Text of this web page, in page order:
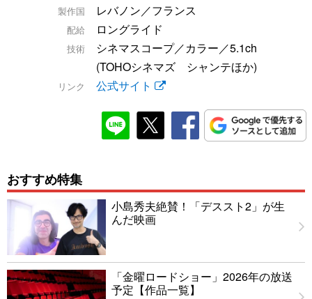
製作国 レバノン／フランス
配給 ロングライド
技術
シネマスコープ／カラー／5.1ch
(TOHOシネマズ シャンテほか)
リンク 公式サイト
おすすめ特集
小島秀夫絶賛！「デススト2」が生
んだ映画
「金曜ロードショー」2026年の放送
予定【作品一覧】